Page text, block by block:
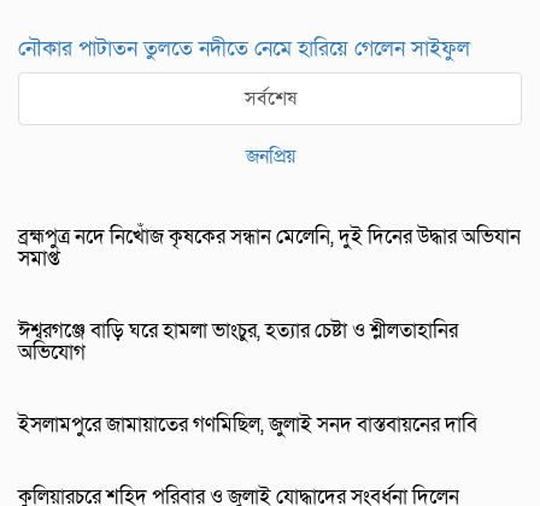
নৌকার পাটাতন তুলতে নদীতে নেমে হারিয়ে গেলেন সাইফুল
সর্বশেষ
জনপ্রিয়
ব্রহ্মপুত্র নদে নিখোঁজ কৃষকের সন্ধান মেলেনি, দুই দিনের উদ্ধার অভিযান
সমাপ্ত
ঈশ্বরগঞ্জে বাড়ি ঘরে হামলা ভাংচুর, হত্যার চেষ্টা ও শ্লীলতাহানির
অভিযোগ
ইসলামপুরে জামায়াতের গণমিছিল, জুলাই সনদ বাস্তবায়নের দাবি
কুলিয়ারচরে শহিদ পরিবার ও জুলাই যোদ্ধাদের সংবর্ধনা দিলেন